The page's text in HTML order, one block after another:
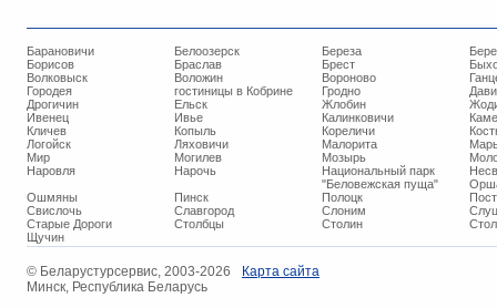
Барановичи Белоозерск Береза
Борисов
Браслав Брест
Волковыск
Воложин Вороново
Городея
гостиницы в Кобрине Гродно
Дрогичин
Ельск Жлобин
Ивенец
Ивье Калинковичи
Кличев
Копыль Кореличи
Логойск
Ляховичи Малорита
Мир
Могилев Мозырь
Наровля
Нарочь
Национальный парк
"Беловежская пуща"
Ошмяны
Пинск Полоцк
Свислочь
Славгород Слоним
Старые Дороги
Столбцы Столин
Щучин
© ​Беларустурсервис, 2003-2026
Минск, Республика Беларусь
Карта сайта